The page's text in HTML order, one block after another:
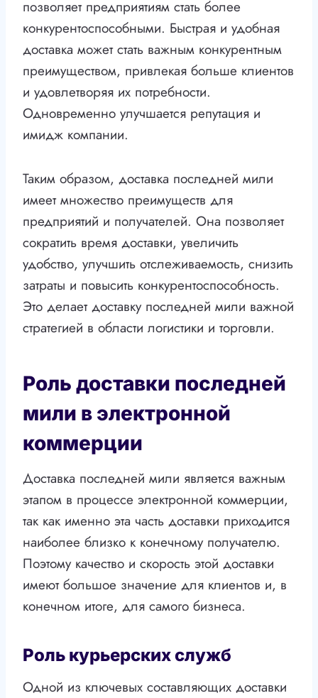
позволяет предприятиям стать более
конкурентоспособными. Быстрая и удобная
доставка может стать важным конкурентным
преимуществом, привлекая больше клиентов
и удовлетворяя их потребности.
Одновременно улучшается репутация и
имидж компании.
Таким образом, доставка последней мили
имеет множество преимуществ для
предприятий и получателей. Она позволяет
сократить время доставки, увеличить
удобство, улучшить отслеживаемость, снизить
затраты и повысить конкурентоспособность.
Это делает доставку последней мили важной
стратегией в области логистики и торговли.
Роль доставки последней
мили в электронной
коммерции
Доставка последней мили является важным
этапом в процессе электронной коммерции,
так как именно эта часть доставки приходится
наиболее близко к конечному получателю.
Поэтому качество и скорость этой доставки
имеют большое значение для клиентов и, в
конечном итоге, для самого бизнеса.
Роль курьерских служб
Одной из ключевых составляющих доставки